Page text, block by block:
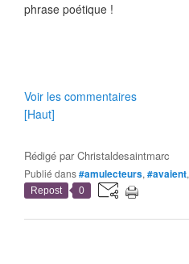
phrase poétique !
Voir les commentaires
[Haut]
Rédigé parChristaldesaintmarc
Publié dans#amulecteurs, #avaient,
Repost 0